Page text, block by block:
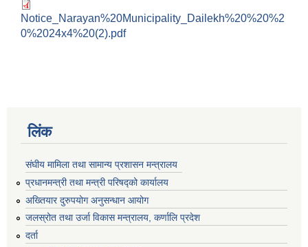
Notice_Narayan%20Municipality_Dailekh%20%20%2
0%2024x4%20(2).pdf
लिंक
संघीय मामिला तथा सामान्य प्रशासन मन्त्रालय
प्रधानमन्त्री तथा मन्त्री परिषद्को कार्यालय
अख्तियार दुरुपयोग अनुसन्धान आयोग
जलस्रोत तथा उर्जा विकास मन्त्रालय, कर्णालि प्रदेश
दर्ता